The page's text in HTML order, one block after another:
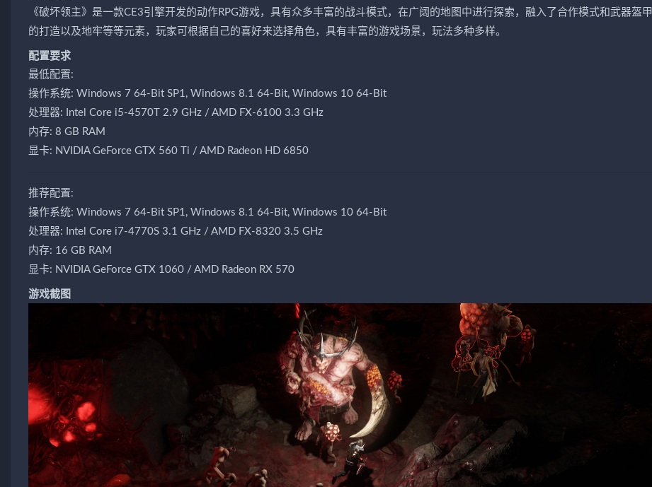
《破坏领主》是一款CE3引擎开发的动作RPG游戏，具有众多丰富的战斗模式，在广阔的地图中进行探索，融入了合作模式和武器盔甲
的打造以及地牢等等元素，玩家可根据自己的喜好来选择角色，具有丰富的游戏场景，玩法多种多样。
配置要求
最低配置:
操作系统: Windows 7 64-Bit SP1, Windows 8.1 64-Bit, Windows 10 64-Bit
处理器: Intel Core i5-4570T 2.9 GHz / AMD FX-6100 3.3 GHz
内存: 8 GB RAM
显卡: NVIDIA GeForce GTX 560 Ti / AMD Radeon HD 6850
推荐配置:
操作系统: Windows 7 64-Bit SP1, Windows 8.1 64-Bit, Windows 10 64-Bit
处理器: Intel Core i7-4770S 3.1 GHz / AMD FX-8320 3.5 GHz
内存: 16 GB RAM
显卡: NVIDIA GeForce GTX 1060 / AMD Radeon RX 570
游戏截图